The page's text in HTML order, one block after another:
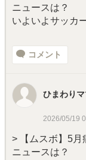
ニュースは？
いよいよサッカ
コメント
ひまわり
2026/05/19
> 【ムスボ】5月
ニュースは？